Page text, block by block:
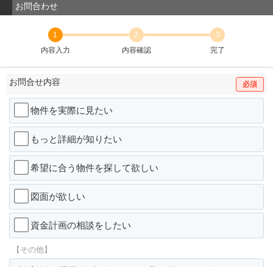
お問合わせ
1
内容入力
2
内容確認
3
完了
お問合せ内容 必須
物件を実際に見たい
もっと詳細が知りたい
希望に合う物件を探して欲しい
図面が欲しい
資金計画の相談をしたい
【その他】